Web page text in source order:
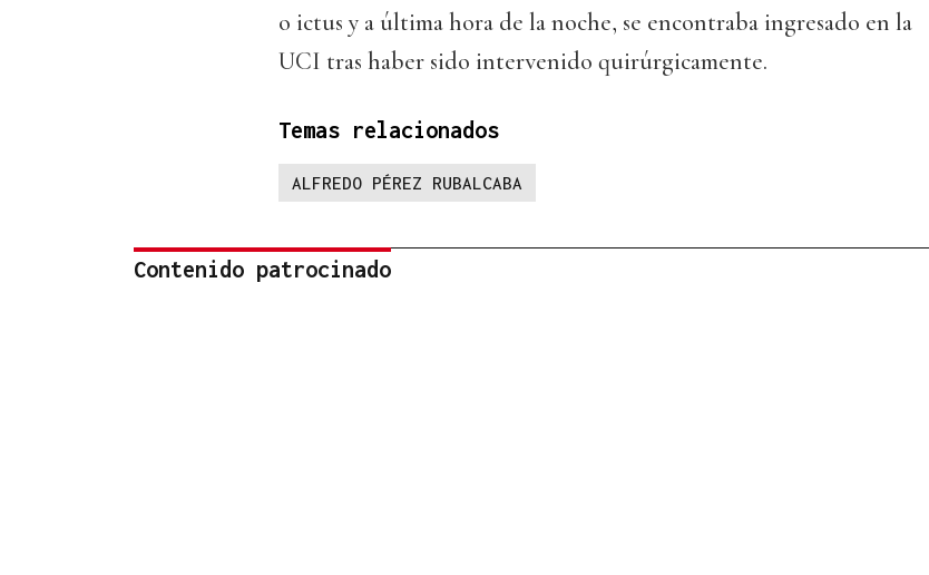
o ictus y a última hora de la noche, se encontraba ingresado en la
UCI tras haber sido intervenido quirúrgicamente.
Temas relacionados
ALFREDO PÉREZ RUBALCABA
Contenido patrocinado